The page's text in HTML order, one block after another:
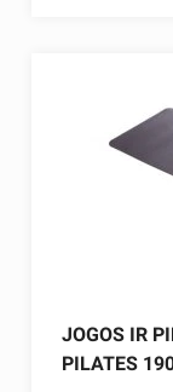
JOGOS IR
PILATES